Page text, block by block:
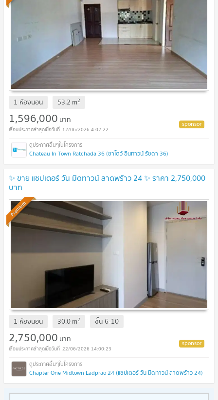
1 ห้องนอน 53.2 m2
1,596,000 บาท
12/06/2026 4:02:22
Chateau In Town Ratchada 36 (ชาโตว์ อินทาวน์ รัชดา 36)
✨ ขาย แชปเตอร์ วัน มิดทาวน์ ลาดพร้าว 24 ✨ ราคา 2,750,000
บาท
Premium
1 ห้องนอน 30.0m2 ชั้น 6-10
2,750,000 บาท
22/06/2026 14:00:23
Chapter One Midtown Ladprao 24 (แชปเตอร์ วัน มิดทาวน์ ลาดพร้าว 24)